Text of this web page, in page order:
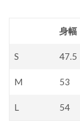
身幅
S 47.5
M 53
L 54